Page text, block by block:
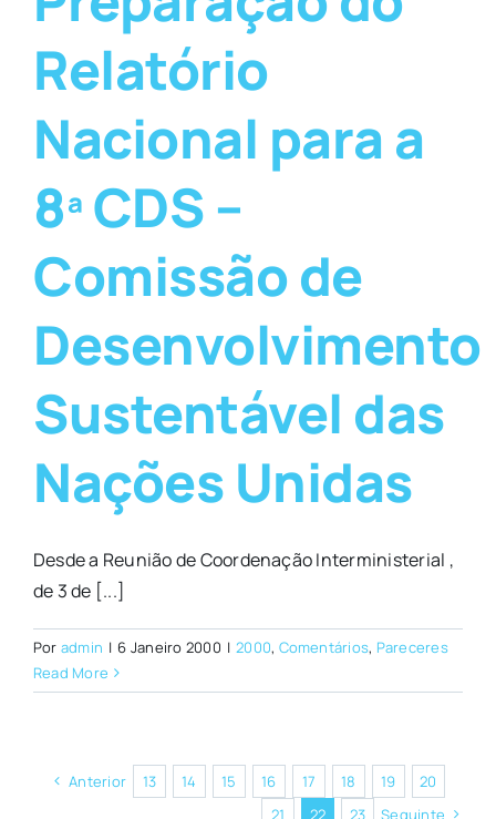
Relatório
Nacional para a
8ª CDS –
Comissão de
Desenvolvimento
Sustentável das
Nações Unidas
Desde a Reunião de Coordenação Interministerial ,
de 3 de [...]
Por admin | 6 Janeiro 2000 | 2000, Comentários, Pareceres
Read More
Anterior 13 14 15 16 17 18 19
20
21
22 23 Seguinte